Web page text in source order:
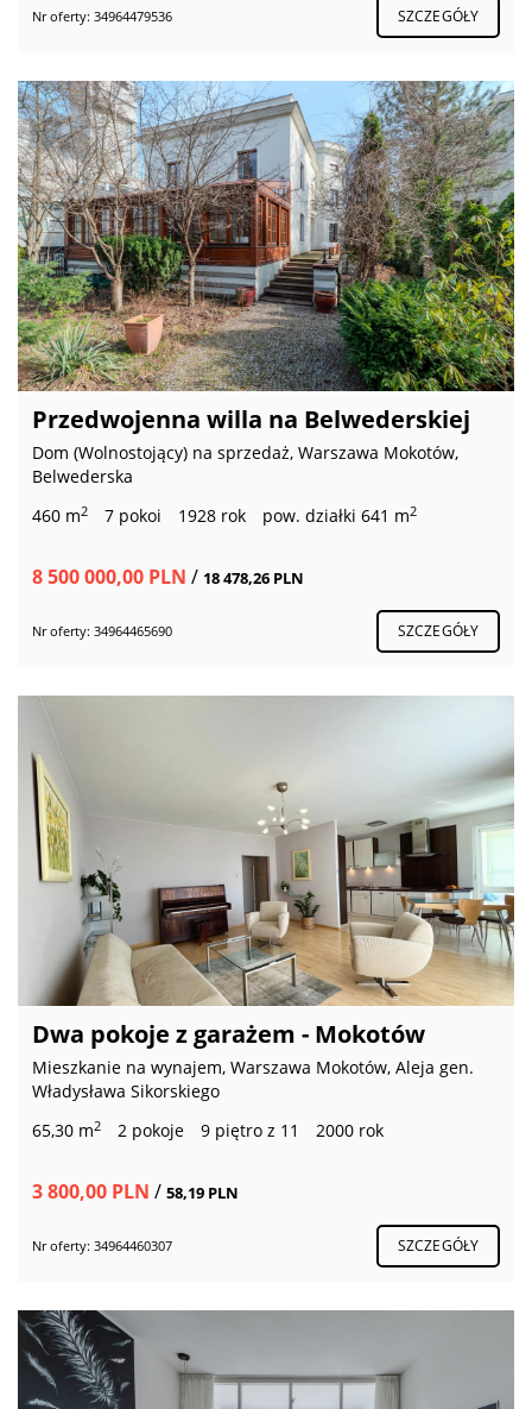
Nr oferty: 34964479536 SZCZEGÓŁY
Przedwojenna willa na Belwederskiej
Dom (Wolnostojący) na sprzedaż, Warszawa Mokotów,
Belwederska
460 m2 7 pokoi 1928 rok pow. działki 641 m2
8 500 000,00 PLN / 18 478,26 PLN
Nr oferty: 34964465690 SZCZEGÓŁY
Dwa pokoje z garażem - Mokotów
Mieszkanie na wynajem, Warszawa Mokotów, Aleja gen.
Władysława Sikorskiego
65,30 m2 2 pokoje 9 piętro z 11 2000 rok
3 800,00 PLN / 58,19 PLN
Nr oferty: 34964460307 SZCZEGÓŁY